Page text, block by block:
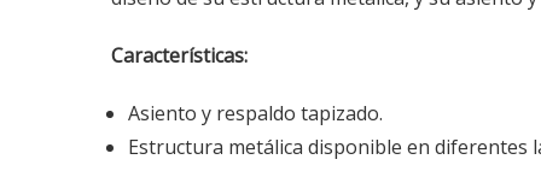
Características:
Asiento y respaldo tapizado.
Estructura metálica disponible en diferentes